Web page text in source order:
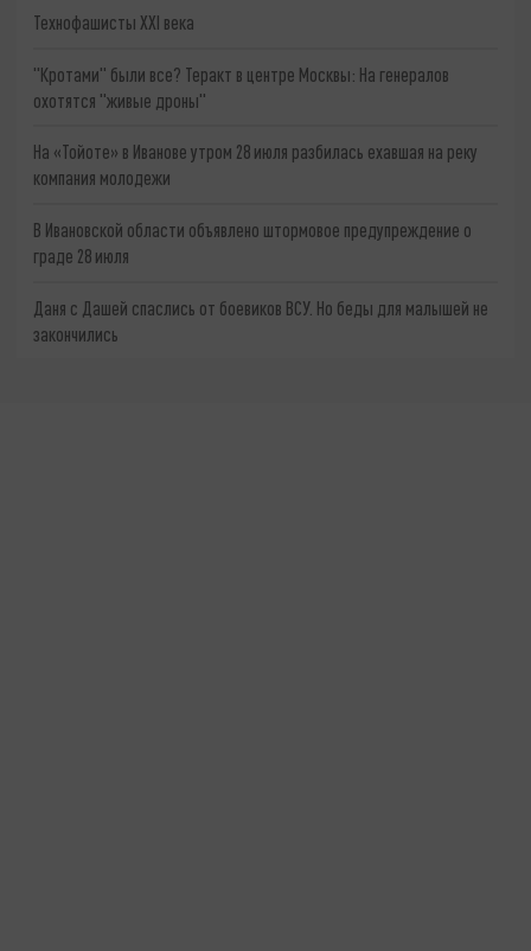
Технофашисты XXI века
"Кротами" были все? Теракт в центре Москвы: На генералов
охотятся "живые дроны"
На «Тойоте» в Иванове утром 28 июля разбилась ехавшая на реку
компания молодежи
В Ивановской области объявлено штормовое предупреждение о
граде 28 июля
Даня с Дашей спаслись от боевиков ВСУ. Но беды для малышей не
закончились